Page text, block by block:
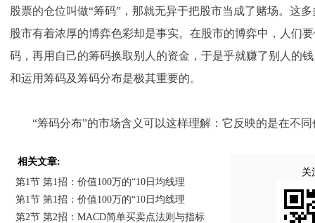
股票的仓位叫做“筹码”，那就无异于把股市当成了赌场。这
股市有着浓厚的博弈色彩却是事实。在股市的博弈中，人们
码，再用自己的筹码换取别人的资金，于是乎就赚了别人的
和运用筹码及筹码分布是极其重要的。
“筹码分布”的市场含义可以这样理解：它反映的是在不同
相关文章:
第1节 第1招：价值100万的“10日均线理
第1节 第1招：价值100万的“10日均线理
第2节 第2招：MACD简单买卖点法则与指标
关